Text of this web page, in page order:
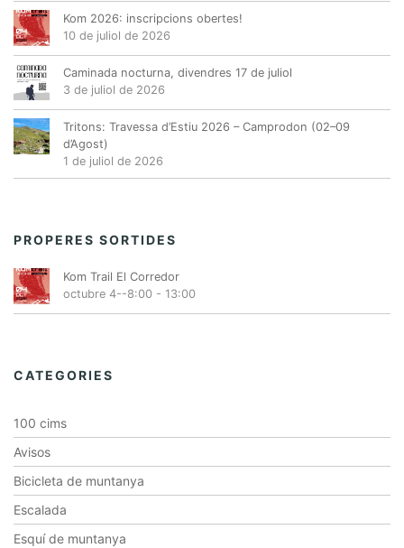
Kom 2026: inscripcions obertes!
10 de juliol de 2026
Caminada nocturna, divendres 17 de juliol
3 de juliol de 2026
Tritons: Travessa d’Estiu 2026 – Camprodon (02–09
d’Agost)
1 de juliol de 2026
PROPERES SORTIDES
Kom Trail El Corredor
octubre 4--8:00 - 13:00
CATEGORIES
100 cims
Avisos
Bicicleta de muntanya
Escalada
Esquí de muntanya